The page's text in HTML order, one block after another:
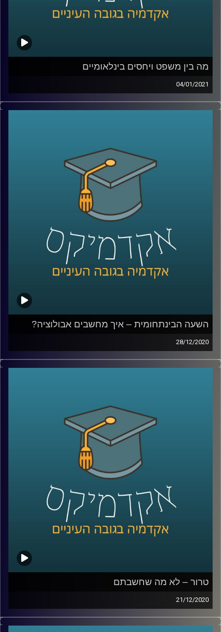
מה בין משפט ויחסים בינלאומיים
04/01/2021
פרופ' אסיף אפרת מביה"ס לאודר לממשל חוקר
איך הוא מחבר בין שני התחומים? מוזמנים
להצטרף לשעה עם פרופ' אפרת, ולשמוע איך
המחקר שלו על סחר בבני אדם והסגרת
עבריינים עושים בדיוק את זה
קרדיט תמונות: AudioVersity
השעה הבינתחומית – איך מחשבים אבולוציה?
28/12/2020
ביולוגיה חישובית היא תחום מרתק, והשימוש שד"ר אילן גרונאו
עושה במודלים החישוביים במחקריו- נדמים לסרט מדע בדיוני.
גנטית, ואיך בדיוק המחקר עושה שימוש במודלים מתמטיים
בשביל לגלות תגליות במחקר האבולוציוני
AudioVersity
טרור – לא מה שחשבתם
21/12/2020
האם נכון להתסכל על ארגוני טרור רק דרך פיגועי הטרור אותם
הם מבצעים?